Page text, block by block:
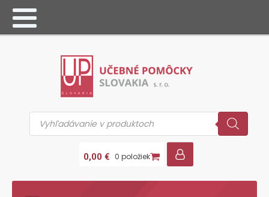
Products
search
0,00 € 0 položiek